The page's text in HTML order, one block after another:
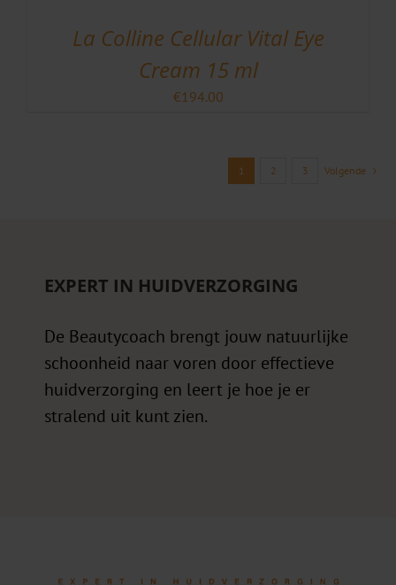
La Colline Cellular Vital Eye
Cream 15 ml
€194.00
1 2 3 Volgende
EXPERT IN HUIDVERZORGING
De Beautycoach brengt jouw natuurlijke
schoonheid naar voren door effectieve
huidverzorging en leert je hoe je er
stralend uit kunt zien.